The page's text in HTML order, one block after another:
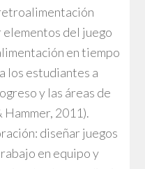
del juego
en tiempo
los estudiantes a
y las áreas de
Hammer, 2011).
diseñar juegos
en equipo y